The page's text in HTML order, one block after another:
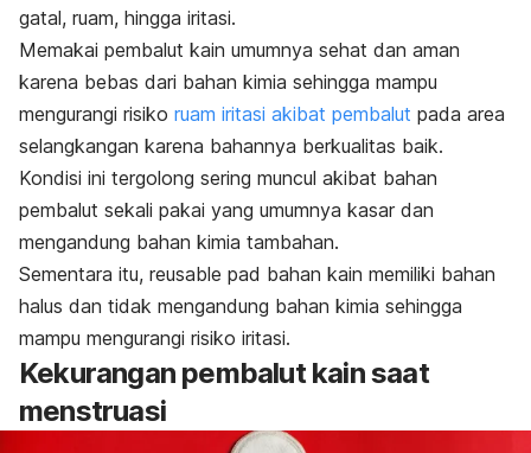
gatal, ruam, hingga iritasi.
Memakai pembalut kain umumnya sehat dan aman
karena bebas dari bahan kimia sehingga mampu
mengurangi risiko ruam iritasi akibat pembalut pada area
selangkangan karena bahannya berkualitas baik.
Kondisi ini tergolong sering muncul akibat bahan
pembalut sekali pakai yang umumnya kasar dan
mengandung bahan kimia tambahan.
Sementara itu, reusable pad bahan kain memiliki bahan
halus dan tidak mengandung bahan kimia sehingga
mampu mengurangi risiko iritasi.
Kekurangan pembalut kain saat
menstruasi